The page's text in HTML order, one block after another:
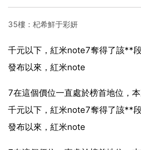
35樓：杞希鮮于彩妍
千元以下，紅米note7奪得了該**
發布以來，紅米note
7在這個價位一直處於榜首地位，本
千元以下，紅米note7奪得了該**
發布以來，紅米note